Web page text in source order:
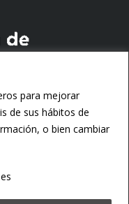
para mejorar
de sus hábitos de
o bien cambiar